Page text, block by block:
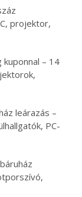
projektor,
– 14
leárazás –
PC-